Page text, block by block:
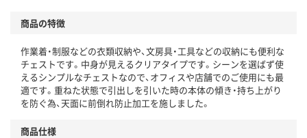
商品の特徴
作業着・制服などの衣類収納や、文房具・工具などの収納にも便利な
チェストです。中身が見えるクリアタイプです。シーンを選ばず使
えるシンプルなチェストなので、オフィスや店舗でのご使用にも最
適です。重ねた状態で引出しを引いた時の本体の傾き・持ち上がり
を防ぐ為、天面に前倒れ防止加工を施しました。
商品仕様